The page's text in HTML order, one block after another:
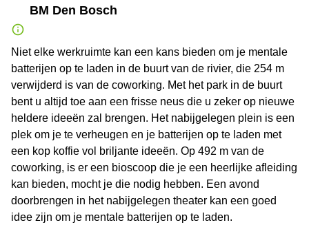
BM Den Bosch
Niet elke werkruimte kan een kans bieden om je mentale
batterijen op te laden in de buurt van de rivier, die 254 m
verwijderd is van de coworking. Met het park in de buurt
bent u altijd toe aan een frisse neus die u zeker op nieuwe
heldere ideeën zal brengen. Het nabijgelegen plein is een
plek om je te verheugen en je batterijen op te laden met
een kop koffie vol briljante ideeën. Op 492 m van de
coworking, is er een bioscoop die je een heerlijke afleiding
kan bieden, mocht je die nodig hebben. Een avond
doorbrengen in het nabijgelegen theater kan een goed
idee zijn om je mentale batterijen op te laden.